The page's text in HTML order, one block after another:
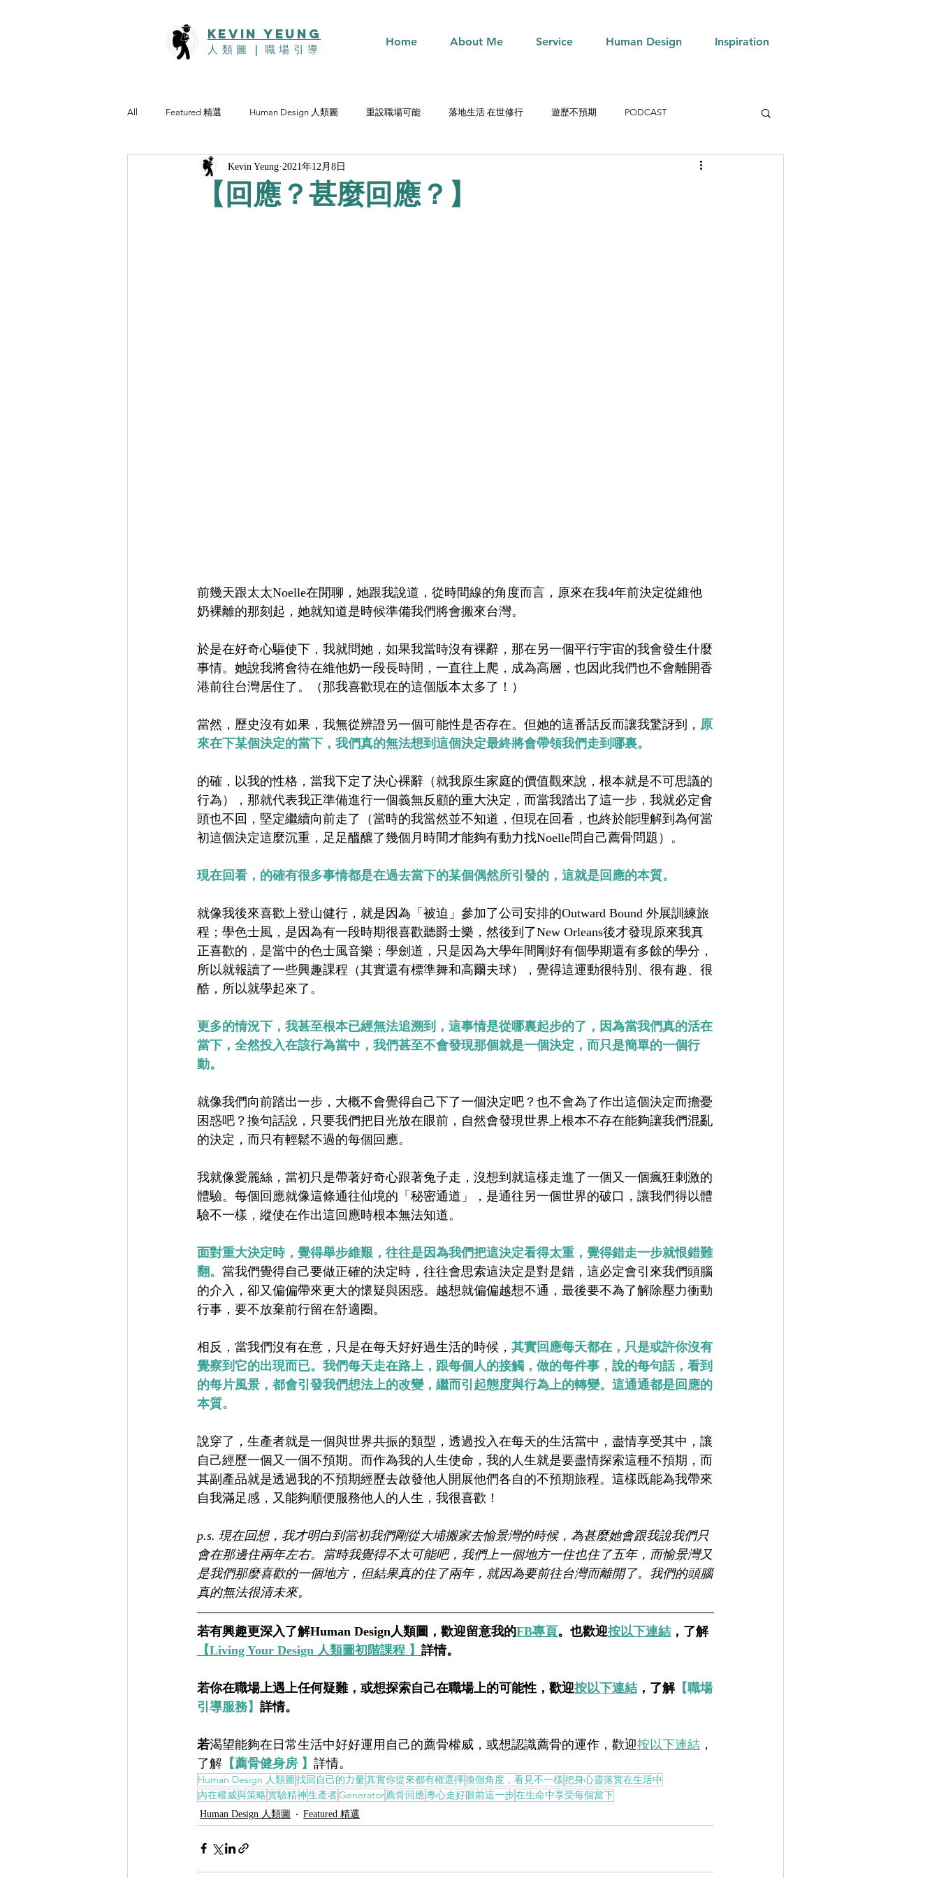
Home About Me Service Human Design Inspiration
KEVIn YEUNG
人類圖 職場引導
All Featured 精選 Human Design 人類圖 重設職場可能 落地生活 在世修行 遊歷不預期 PODCAST
【回應？甚麼回應？】
Kevin Yeung 2021年12月8日
前幾天跟太太Noelle在閒聊，她跟我說道，從時間線的角度而言，原來在我4年前決定從維他
奶裸離的那刻起，她就知道是時候準備我們將會搬來台灣。
於是在好奇心驅使下，我就問她，如果我當時沒有裸辭，那在另一個平行宇宙的我會發生什麼
事情。她說我將會待在維他奶一段長時間，一直往上爬，成為高層，也因此我們也不會離開香
港前往台灣居住了。（那我喜歡現在的這個版本太多了！）
當然，歷史沒有如果，我無從辨證另一個可能性是否存在。但她的這番話反而讓我驚訝到， 原
來在下某個決定的當下，我們真的無法想到這個決定最終將會帶領我們走到哪裏。
的確，以我的性格，當我下定了決心裸辭（就我原生家庭的價值觀來說，根本就是不可思議的
行為），那就代表我正準備進行一個義無反顧的重大決定，而當我踏出了這一步，我就必定會
頭也不回，堅定繼續向前走了（當時的我當然並不知道，但現在回看，也終於能理解到為何當
初這個決定這麼沉重，足足醞釀了幾個月時間才能夠有動力找Noelle問自己薦骨問題）。
現在回看，的確有很多事情都是在過去當下的某個偶然所引發的，這就是回應的本質。
就像我後來喜歡上登山健行，就是因為「被迫」參加了公司安排的Outward Bound 外展訓練旅
程；學色士風，是因為有一段時期很喜歡聽爵士樂，然後到了New Orleans後才發現原來我真
正喜歡的，是當中的色士風音樂；學劍道，只是因為大學年間剛好有個學期還有多餘的學分，
所以就報讀了一些興趣課程（其實還有標準舞和高爾夫球），覺得這運動很特別、很有趣、很
酷，所以就學起來了。
更多的情況下，我甚至根本已經無法追溯到，這事情是從哪裏起步的了，因為當我們真的活在
當下，全然投入在該行為當中，我們甚至不會發現那個就是一個決定，而只是簡單的一個行
動。
就像我們向前踏出一步，大概不會覺得自己下了一個決定吧？也不會為了作出這個決定而擔憂
困惑吧？換句話說，只要我們把目光放在眼前，自然會發現世界上根本不存在能夠讓我們混亂
的決定，而只有輕鬆不過的每個回應。
我就像愛麗絲，當初只是帶著好奇心跟著兔子走，沒想到就這樣走進了一個又一個瘋狂刺激的
體驗。每個回應就像這條通往仙境的「秘密通道」，是通往另一個世界的破口，讓我們得以體
驗不一樣，縱使在作出這回應時根本無法知道。
面對重大決定時，覺得舉步維艱，往往是因為我們把這決定看得太重，覺得錯走一步就恨錯難
翻。 當我們覺得自己要做正確的決定時，往往會思索這決定是對是錯，這必定會引來我們頭腦
的介入，卻又偏偏帶來更大的懷疑與困惑。越想就偏偏越想不通，最後要不為了解除壓力衝動
行事，要不放棄前行留在舒適圈。
相反，當我們沒有在意，只是在每天好好過生活的時候， 其實回應每天都在，只是或許你沒有
覺察到它的出現而已。我們每天走在路上，跟每個人的接觸，做的每件事，說的每句話，看到
的每片風景，都會引發我們想法上的改變，繼而引起態度與行為上的轉變。這通通都是回應的
本質。
說穿了，生產者就是一個與世界共振的類型，透過投入在每天的生活當中，盡情享受其中，讓
自己經歷一個又一個不預期。而作為我的人生使命，我的人生就是要盡情探索這種不預期，而
其副產品就是透過我的不預期經歷去啟發他人開展他們各自的不預期旅程。這樣既能為我帶來
自我滿足感，又能夠順便服務他人的人生，我很喜歡！
p.s. 現在回想，我才明白到當初我們剛從大埔搬家去愉景灣的時候，為甚麼她會跟我說我們只
會在那邊住兩年左右。當時我覺得不太可能吧，我們上一個地方一住也住了五年，而愉景灣又
是我們那麼喜歡的一個地方，但結果真的住了兩年，就因為要前往台灣而離開了。我們的頭腦
真的無法很清未來。
若有興趣更深入了解Human Design人類圖，歡迎留意我的FB專頁。也歡迎按以下連結 ，了解
【Living Your Design 人類圖初階課程 】 詳情。
若你在職場上遇上任何疑難，或想探索自己在職場上的可能性，歡迎按以下連結 ，了解【職場
引導服務】 詳情。
若渴望能夠在日常生活中好好運用自己的薦骨權威，或想認識薦骨的運作，歡迎按以下連結 ，
了解 【薦骨健身房 】 詳情。
Human Design 人類圖找回自己的力量其實你從來都有權選擇換個角度，看見不一樣把身心靈落實在生活中
內在權威與策略實驗精神生產者Generator薦骨回應專心走好眼前這一步在生命中享受每個當下
Human Design 人類圖 Featured 精選